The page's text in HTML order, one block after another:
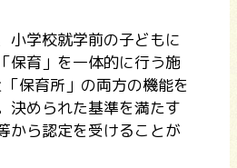
小学校就学前の子どもに
保育」を一体的に行う施
保育所」の両方の機能を
決められた基準を満たす
から認定を受けることが